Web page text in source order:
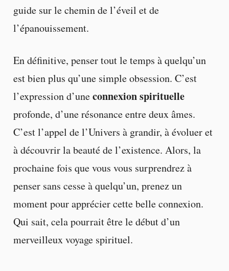
guide sur le chemin de l’éveil et de
l’épanouissement.
En définitive, penser tout le temps à quelqu’un
est bien plus qu’une simple obsession. C’est
l’expression d’uneconnexion spirituelle
profonde, d’une résonance entre deux âmes.
C’est l’appel de l’Univers à grandir, à évoluer et
à découvrir la beauté de l’existence. Alors, la
prochaine fois que vous vous surprendrez à
penser sans cesse à quelqu’un, prenez un
moment pour apprécier cette belle connexion.
Qui sait, cela pourrait être le début d’un
merveilleux voyage spirituel.